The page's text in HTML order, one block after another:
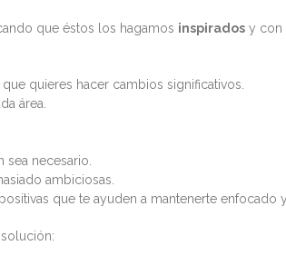
que éstos los hagamos inspirados y con
quieres hacer cambios significativos.
área.
necesario.
ambiciosas.
que te ayuden a mantenerte enfocado